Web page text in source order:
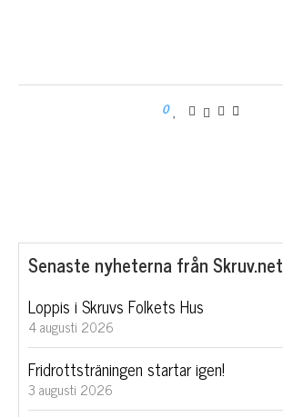
0
Senaste nyheterna från Skruv.net
Loppis i Skruvs Folkets Hus
4 augusti 2026
Fridrottsträningen startar igen!
3 augusti 2026